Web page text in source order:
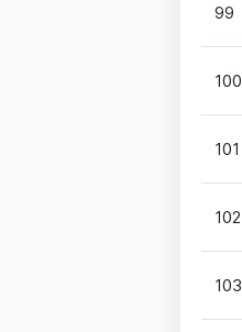
99
100
101
102
103